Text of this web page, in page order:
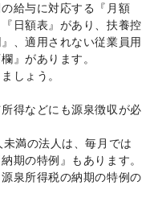
給与に対応する『月額
日額表』があり、扶養控
、適用されない従業員用
』があります。
しょう。
得などにも源泉徴収が必
満の法人は、毎月では
期の特例』もあります。
泉所得税の納期の特例の